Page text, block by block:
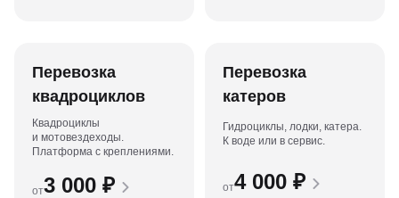
Перевозка
квадроциклов
Квадроциклы
и мотовездеходы.
Платформа с креплениями.
от3 000 ₽
Перевозка
катеров
Гидроциклы, лодки, катера.
К воде или в сервис.
от4 000 ₽